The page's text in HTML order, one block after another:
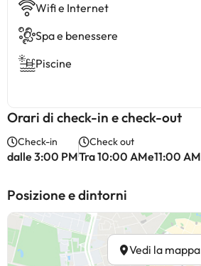
Wifi e Internet
Spa e benessere
Piscine
Orari di check-in e check-out
Check-in
dalle 3:00 PM
Check out
Tra 10:00 AMe11:00 AM
Posizione e dintorni
Vedi la mappa